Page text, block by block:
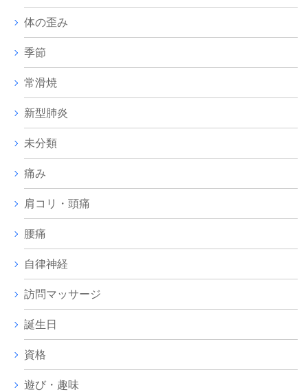
体の歪み
季節
常滑焼
新型肺炎
未分類
痛み
肩コリ・頭痛
腰痛
自律神経
訪問マッサージ
誕生日
資格
遊び・趣味